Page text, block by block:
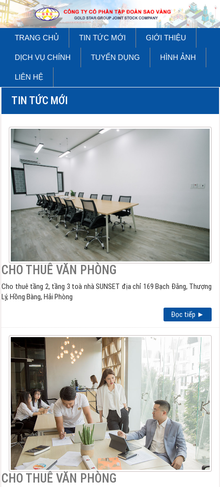
TRANG CHỦ TIN TỨC MỚI GIỚI THIỆU
DỊCH VỤ CHÍNH TUYỂN DỤNG HÌNH ẢNH
LIÊN HỆ
TIN TỨC MỚI
CHO THUÊ VĂN PHÒNG
Cho thuê tầng 2, tầng 3 toà nhà SUNSET địa chỉ 169 Bạch Đằng, Thượng
Lý, Hồng Bàng, Hải Phòng
Đọc tiếp ►
CHO THUÊ VĂN PHÒNG